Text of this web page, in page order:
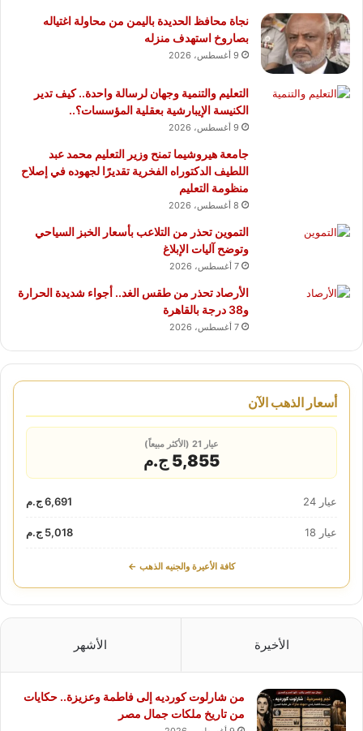
نجاة محافظ الحديدة باليمن من محاولة اغتياله
بصاروخ استهدف منزله
9 أغسطس، 2026
التعليم والتنمية وجهان لرسالة واحدة.. كيف تدير
الكنيسة الإيبارشية بعقلية المؤسسات؟..
9 أغسطس، 2026
جامعة هيروشيما تمنح وزير التعليم محمد عبد
اللطيف الدكتوراه الفخرية تقديرًا لجهوده في إصلاح
منظومة التعليم
8 أغسطس، 2026
التموين تحذر من التلاعب بأسعار الخبز السياحي
وتوضح آليات الإبلاغ
7 أغسطس، 2026
الأرصاد تحذر من طقس الغد.. أجواء شديدة الحرارة
و38 درجة بالقاهرة
7 أغسطس، 2026
أسعار الذهب الآن
عيار 21 (الأكثر مبيعاً)
5,855 ج.م
عيار 24 6,691 ج.م
عيار 18 5,018 ج.م
كافة الأعيرة والجنيه الذهب ←
الأخيرة الأشهر
من شارلوت كورديه إلى فاطمة وعزيزة.. حكايات
من تاريخ ملكات جمال مصر